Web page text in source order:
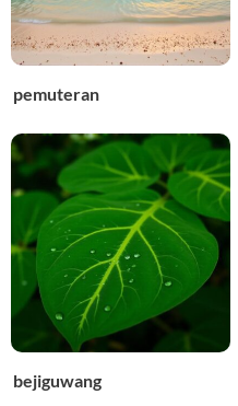
pemuteran
bejiguwang